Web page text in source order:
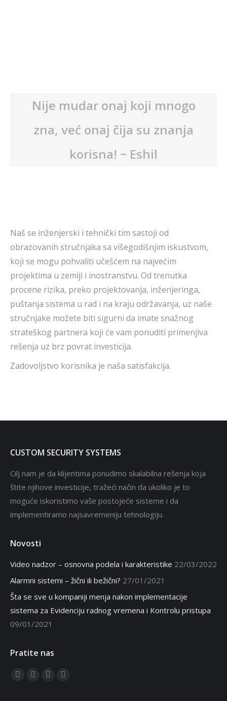
Nije mudar onaj koji mnogo
zna, već onaj čija su znanja
korisna! ~ Eshil
Naš se inženjerski i tehnički tim sastoji od
obrazovanih stručnjaka sa višegodišnjim iskustvom,
koji se mogu pohvaliti učešćem na najvećim
projektima u zemlji i inostranstvu. Od trenutka
procene rizika, preko projektovanja, inženjeringa,
puštanja sistema u rad i na kraju održavanja, uz naše
stručnjake možete biti sigurni da imate snažnog
strateškog partnera koji će vam ponuditi primenjiva
rešenja uz brz povrat investicija.
Zadovoljstvo korisnika je naša satisfakcija.
CUSTOM SECURITY SYSTEMS
Cilj nam je da klijentima ponudimo skalabilna rešenja koja
štite njihove investicije, tražeći način da ukoliko je to
moguće iskoristimo vaše postojeće sisteme i da
implementiramo najsavremeniju tehnologiju.
Novosti
Video nadzor – osnovna podela i karakteristike 22/03/2022
Alarmni sistemi – žični ili bežični? 27/01/2021
Šta se sve u kompaniji menja nakon implementacije
sistema za Evidenciju radnog vremena i Kontrolu pristupa
09/01/2021
Pratite nas
Find us on:
Facebook
TwitterLinkedinInstagram